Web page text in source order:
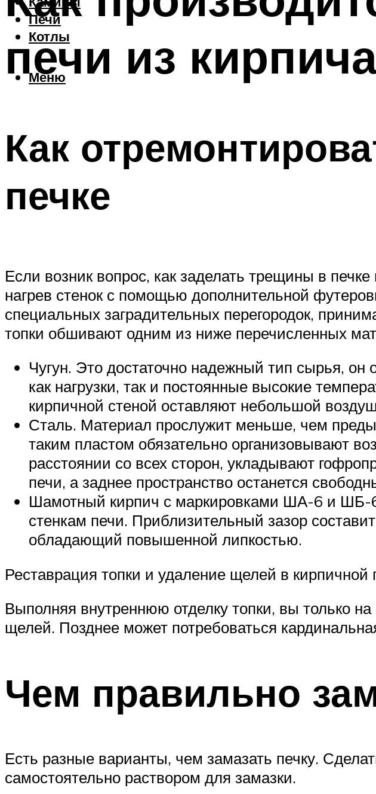
Печи
Котлы
Меню
печи из
Как
печке
Если возник вопрос, как заделать трещины в
нагрев стенок с помощью дополнительной
специальных заградительных перегородок,
топки обшивают одним из ниже перечисленных
Чугун. Это достаточно надежный тип сырья, он
как нагрузки, так и постоянные высокие
кирпичной стеной оставляют небольшой
Сталь. Материал прослужит меньше, чем
таким пластом обязательно организовывают
расстоянии со всех сторон, укладывают
печи, а заднее пространство останется
Шамотный кирпич с маркировками ША-6 и ШБ-
стенкам печи. Приблизительный зазор
обладающий повышенной липкостью.
Реставрация топки и удаление щелей в кирпичной
Выполняя внутреннюю отделку топки, вы только
щелей. Позднее может потребоваться
Чем правильно
Есть разные варианты, чем замазать печку.
самостоятельно раствором для замазки.